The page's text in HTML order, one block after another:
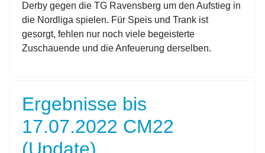
Derby gegen die TG Ravensberg um den Aufstieg in
die Nordliga spielen. Für Speis und Trank ist
gesorgt, fehlen nur noch viele begeisterte
Zuschauende und die Anfeuerung derselben.
Ergebnisse bis
17.07.2022 CM22